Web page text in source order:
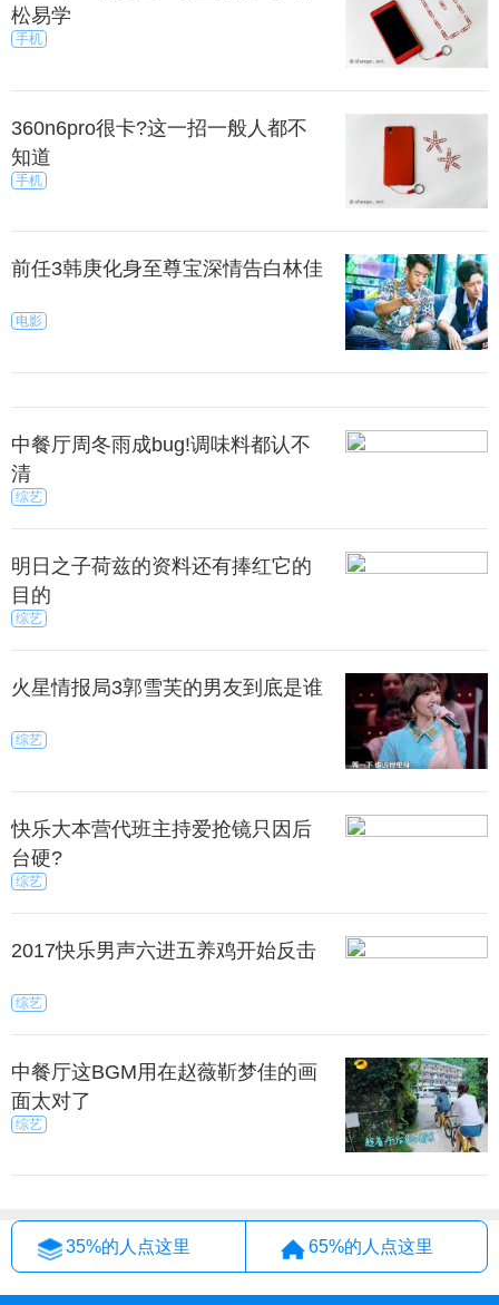
松易学
手机
360n6pro很卡?这一招一般人都不
知道
手机
前任3韩庚化身至尊宝深情告白林佳
电影
中餐厅周冬雨成bug!调味料都认不
清
综艺
明日之子荷兹的资料还有捧红它的
目的
综艺
火星情报局3郭雪芙的男友到底是谁
综艺
快乐大本营代班主持爱抢镜只因后
台硬?
综艺
2017快乐男声六进五养鸡开始反击
综艺
中餐厅这BGM用在赵薇靳梦佳的画
面太对了
综艺
35%的人点这里 65%的人点这里